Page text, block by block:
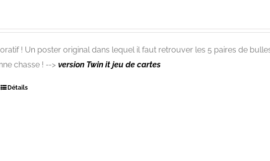
! Un poster original dans lequel il faut retrouver les 5 paires de
chasse ! -->version Twin it jeu de cartes
Détails